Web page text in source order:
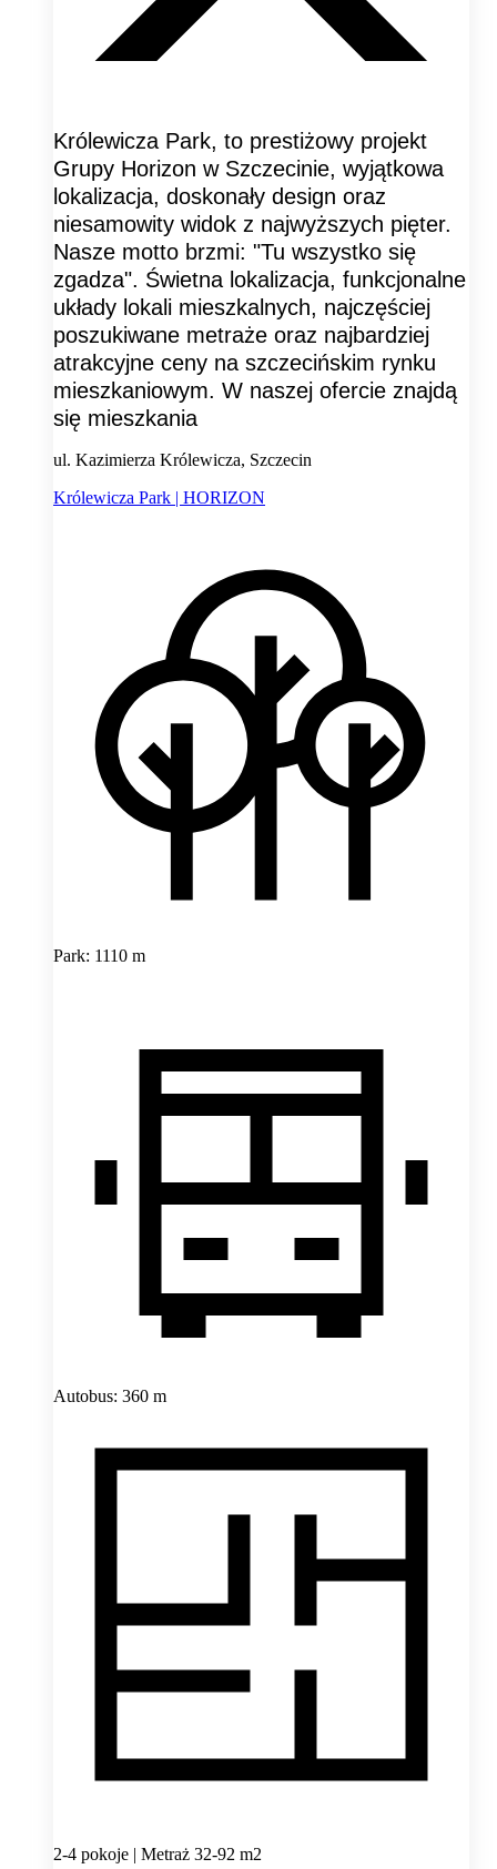
Królewicza Park, to prestiżowy projekt
Grupy Horizon w Szczecinie, wyjątkowa
lokalizacja, doskonały design oraz
niesamowity widok z najwyższych pięter.
Nasze motto brzmi: "Tu wszystko się
zgadza". Świetna lokalizacja, funkcjonalne
układy lokali mieszkalnych, najczęściej
poszukiwane metraże oraz najbardziej
atrakcyjne ceny na szczecińskim rynku
mieszkaniowym. W naszej ofercie znajdą
się mieszkania
ul. Kazimierza Królewicza, Szczecin
Królewicza Park | HORIZON
Park: 1110 m
Autobus: 360 m
2-4 pokoje | Metraż 32-92 m2